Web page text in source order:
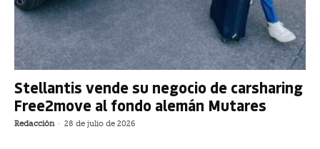
Stellantis vende su negocio de carsharing
Free2move al fondo alemán Mutares
Redacción - 28 de julio de 2026